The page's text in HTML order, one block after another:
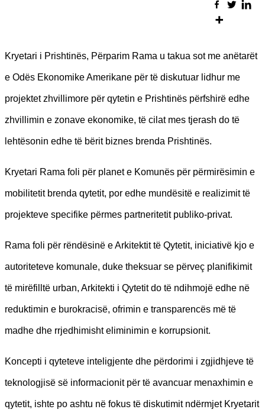
Kryetari i Prishtinës, Përparim Rama u takua sot me anëtarët
e Odës Ekonomike Amerikane për të diskutuar lidhur me
projektet zhvillimore për qytetin e Prishtinës përfshirë edhe
zhvillimin e zonave ekonomike, të cilat mes tjerash do të
lehtësonin edhe të bërit biznes brenda Prishtinës.
Kryetari Rama foli për planet e Komunës për përmirësimin e
mobilitetit brenda qytetit, por edhe mundësitë e realizimit të
projekteve specifike përmes partneritetit publiko-privat.
Rama foli për rëndësinë e Arkitektit të Qytetit, iniciativë kjo e
autoriteteve komunale, duke theksuar se përveç planifikimit
të mirëfilltë urban, Arkitekti i Qytetit do të ndihmojë edhe në
reduktimin e burokracisë, ofrimin e transparencës më të
madhe dhe rrjedhimisht eliminimin e korrupsionit.
Koncepti i qyteteve inteligjente dhe përdorimi i zgjidhjeve të
teknologjisë së informacionit për të avancuar menaxhimin e
qytetit, ishte po ashtu në fokus të diskutimit ndërmjet Kryetarit